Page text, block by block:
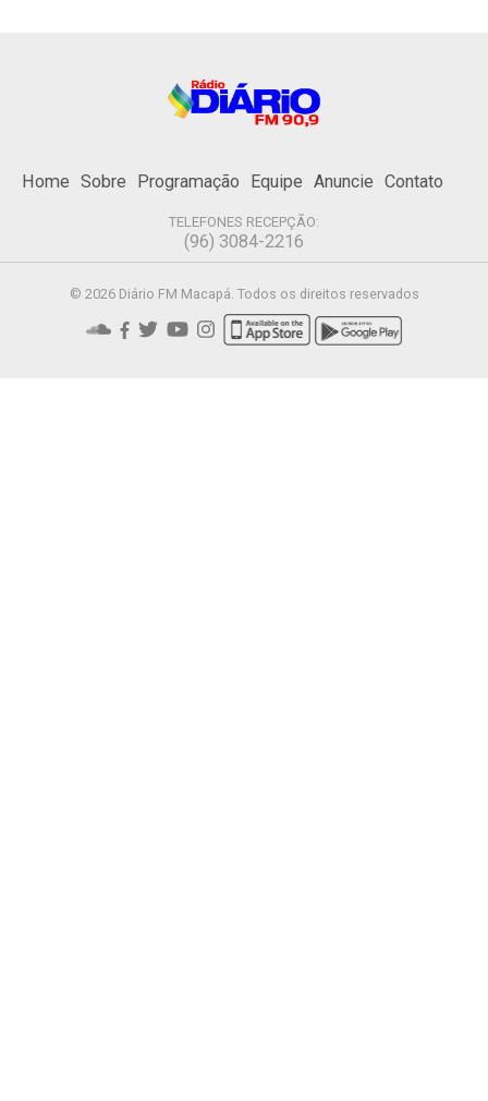
Home Sobre Programação Equipe Anuncie Contato
TELEFONES RECEPÇÃO:
(96) 3084-2216
© 2026 Diário FM Macapá. Todos os direitos reservados